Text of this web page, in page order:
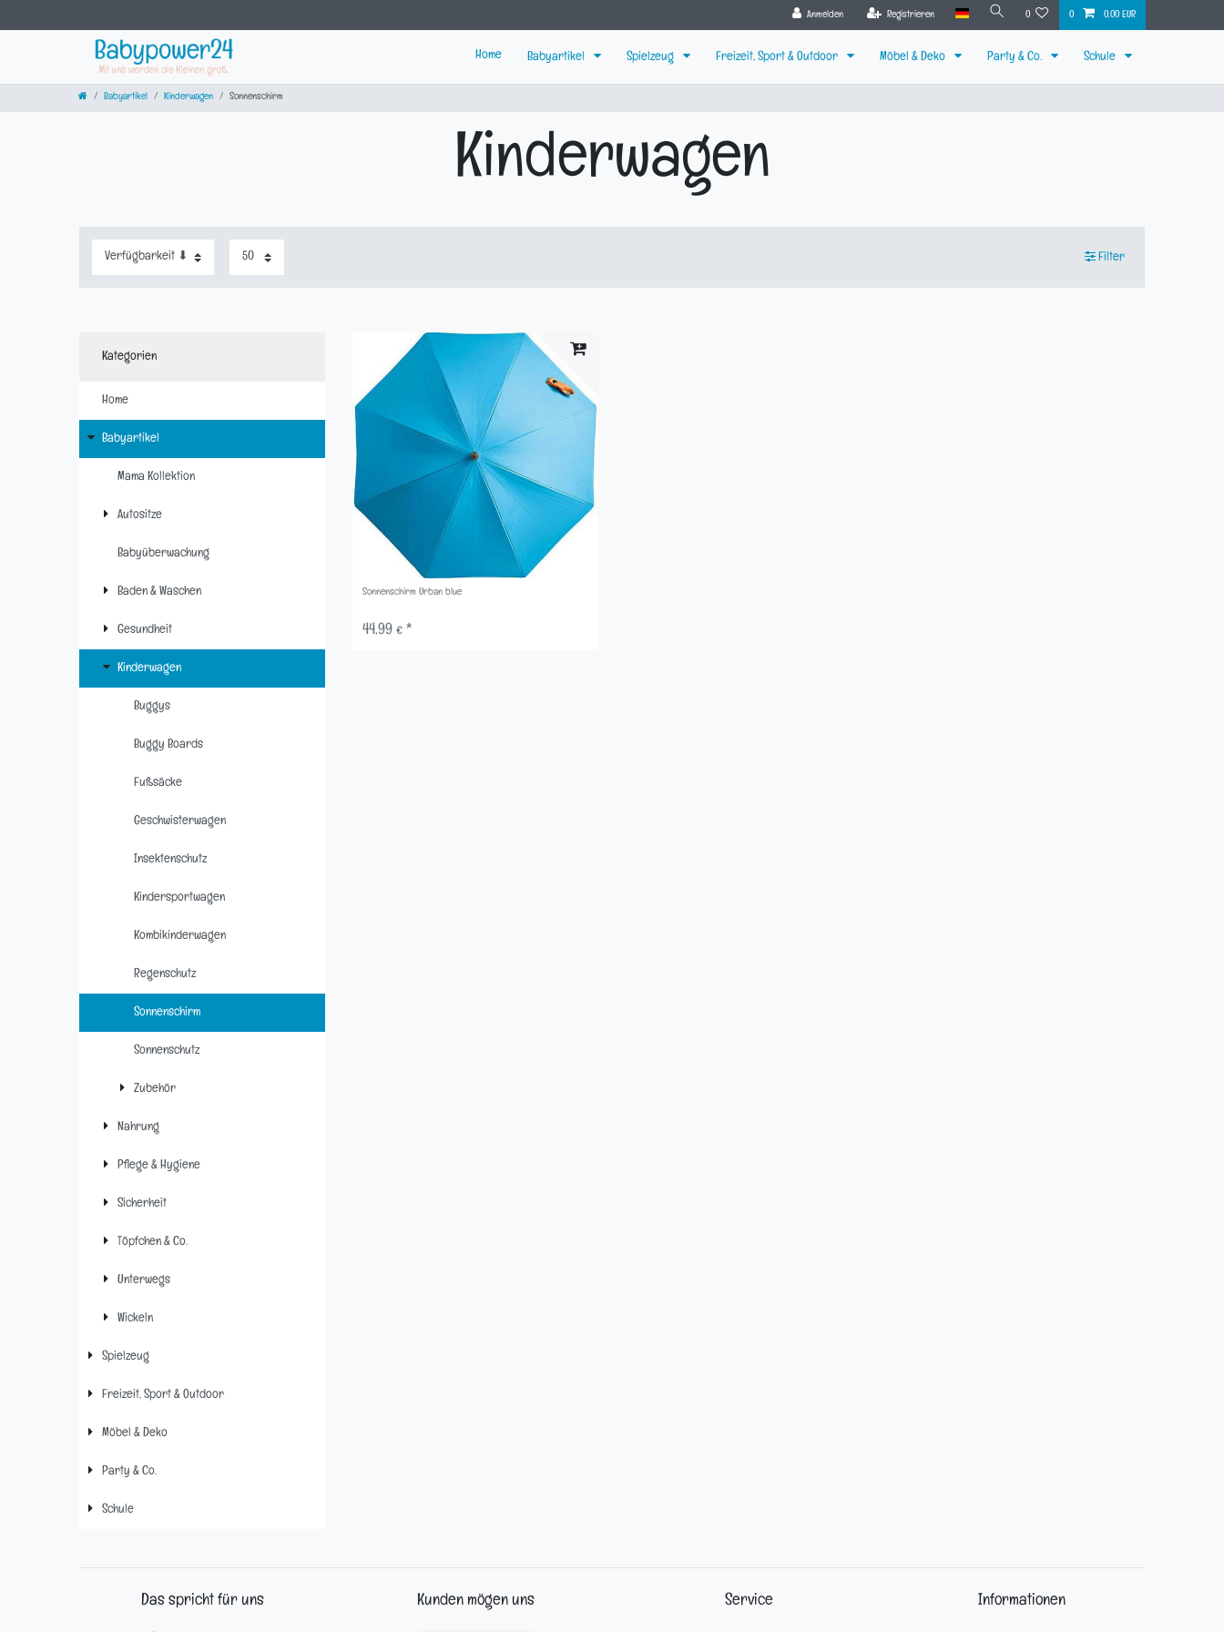
Anmelden Registrieren 0 0 0,00 EUR
Home Babyartikel Spielzeug Freizeit, Sport & Outdoor Möbel & Deko Party & Co. Schule
Babyartikel Kinderwagen Sonnenschirm
Kinderwagen
Filter
Kategorien
Home
Babyartikel
Mama Kollektion
Autositze
Babyüberwachung
Baden & Waschen
Gesundheit
Kinderwagen
Buggys
Buggy Boards
Fußsäcke
Geschwisterwagen
Insektenschutz
Kindersportwagen
Kombikinderwagen
Regenschutz
Sonnenschirm
Sonnenschutz
Zubehör
Nahrung
Pflege & Hygiene
Sicherheit
Töpfchen & Co.
Unterwegs
Wickeln
Spielzeug
Freizeit, Sport & Outdoor
Möbel & Deko
Party & Co.
Schule
Sonnenschirm Urban blue
44,99 € *
Das spricht für uns Kunden mögen uns Service Informationen